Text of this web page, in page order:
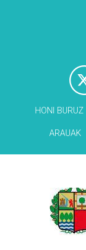
HONI BURUZ
ARAUAK